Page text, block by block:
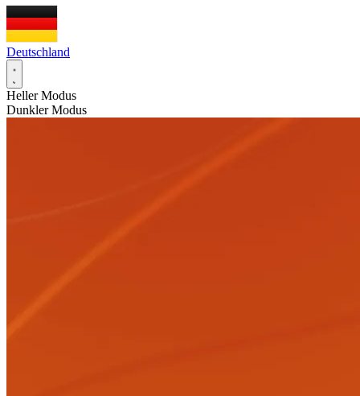
Deutschland
Heller Modus
Dunkler Modus